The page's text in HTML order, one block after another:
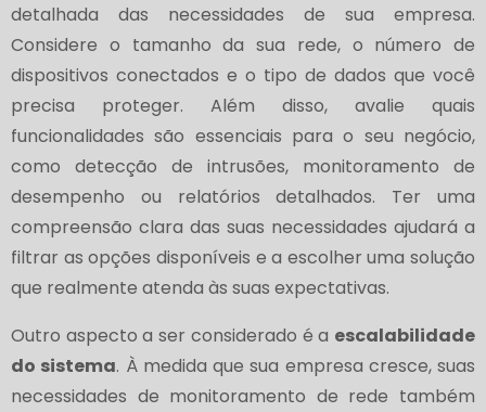
detalhada das necessidades de sua empresa.
Considere o tamanho da sua rede, o número de
dispositivos conectados e o tipo de dados que você
precisa proteger. Além disso, avalie quais
funcionalidades são essenciais para o seu negócio,
como detecção de intrusões, monitoramento de
desempenho ou relatórios detalhados. Ter uma
compreensão clara das suas necessidades ajudará a
filtrar as opções disponíveis e a escolher uma solução
que realmente atenda às suas expectativas.
Outro aspecto a ser considerado é a escalabilidade
do sistema. À medida que sua empresa cresce, suas
necessidades de monitoramento de rede também